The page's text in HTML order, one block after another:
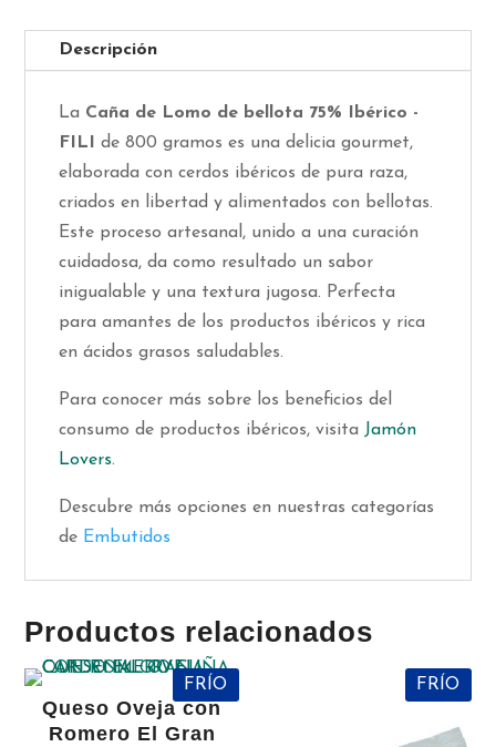
Descripción
La Caña de Lomo de bellota 75% Ibérico -
FILI
de 800 gramos es una delicia gourmet,
elaborada con cerdos ibéricos de pura raza,
criados en libertad y alimentados con bellotas.
Este proceso artesanal, unido a una curación
cuidadosa, da como resultado un sabor
inigualable y una textura jugosa. Perfecta
para amantes de los productos ibéricos y rica
en ácidos grasos saludables.
Para conocer más sobre los beneficios del
consumo de productos ibéricos, visita Jamón
Lovers.
Descubre más opciones en nuestras categorías
de Embutidos
Productos relacionados
FRÍO
Queso Oveja con
Romero El Gran
FRÍO